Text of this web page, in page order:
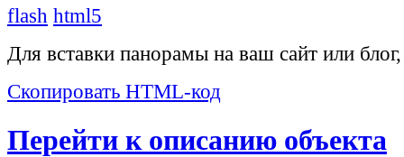
flash html5
Для вставки панорамы на ваш сайт или
Скопировать HTML-код
Перейти к описанию объекта